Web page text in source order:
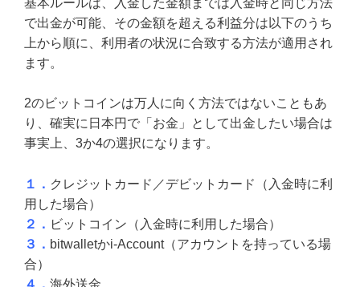
で出金が可能、その金額を超える利益分は以下のうち
上から順に、利用者の状況に合致する方法が適用され
ます。
2のビットコインは万人に向く方法ではないこともあ
り、確実に日本円で「お金」として出金したい場合は
事実上、3か4の選択になります。
１． クレジットカード／デビットカード（入金時に利
用した場合）
２． ビットコイン（入金時に利用した場合）
３． bitwalletかi-Account（アカウントを持っている場
合）
４． 海外送金